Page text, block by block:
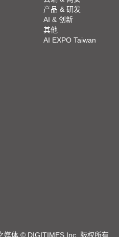
产品 & 研发
AI & 创新
其他
AI EXPO Taiwan
媒体 © DIGITIMES Inc. 版权所有